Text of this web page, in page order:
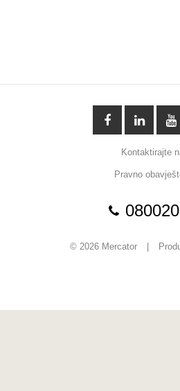
Kontaktirajte
Pravno
© 2026 Mercator |